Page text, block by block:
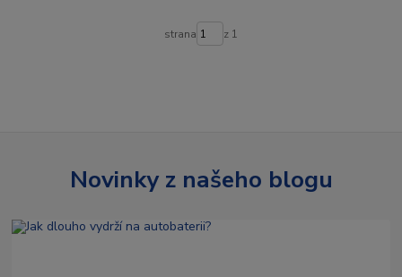
strana z 1
Novinky z našeho blogu